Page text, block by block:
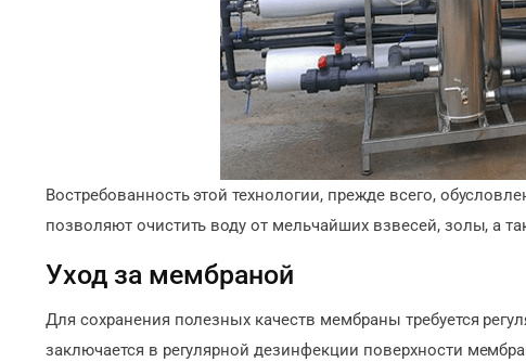
Востребованность этой технологии, прежде всего,
позволяют очистить воду от мельчайших взвесей, золы, а
Уход за мембраной
Для сохранения полезных качеств мембраны требуется
заключается в регулярной дезинфекции поверхности